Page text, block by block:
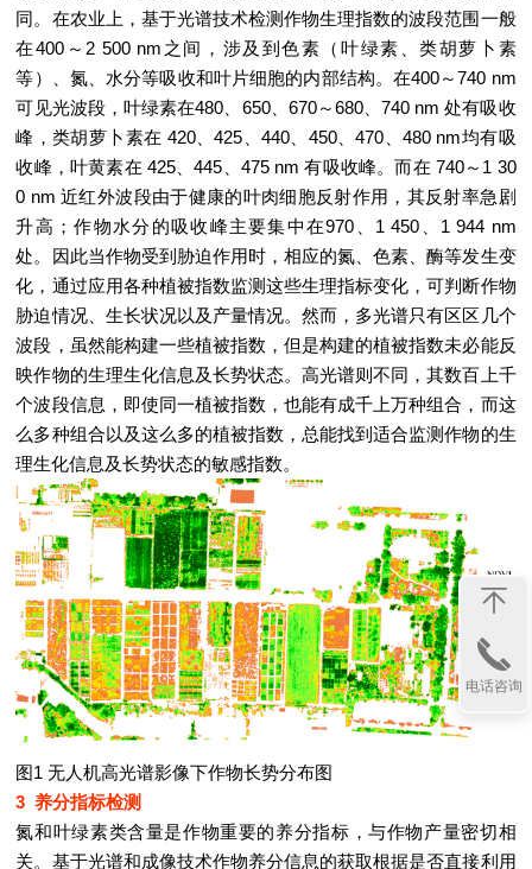
同。在农业上，基于光谱技术检测作物生理指数的波段范围一般
在400～2 500 nm之间，涉及到色素（叶绿素、类胡萝卜素
等）、氮、水分等吸收和叶片细胞的内部结构。在400～740 nm
可见光波段，叶绿素在480、650、670～680、740 nm 处有吸收
峰，类胡萝卜素在 420、425、440、450、470、480 nm均有吸
收峰，叶黄素在 425、445、475 nm 有吸收峰。而在 740～1 30
0 nm 近红外波段由于健康的叶肉细胞反射作用，其反射率急剧
升高；作物水分的吸收峰主要集中在970、1 450、1 944 nm
处。因此当作物受到胁迫作用时，相应的氮、色素、酶等发生变
化，通过应用各种植被指数监测这些生理指标变化，可判断作物
胁迫情况、生长状况以及产量情况。然而，多光谱只有区区几个
波段，虽然能构建一些植被指数，但是构建的植被指数未必能反
映作物的生理生化信息及长势状态。高光谱则不同，其数百上千
个波段信息，即使同一植被指数，也能有成千上万种组合，而这
么多种组合以及这么多的植被指数，总能找到适合监测作物的生
理生化信息及长势状态的敏感指数。
图1 无人机高光谱影像下作物长势分布图
3 养分指标检测
氮和叶绿素类含量是作物重要的养分指标，与作物产量密切相
关。基于光谱和成像技术作物养分信息的获取根据是否直接利用
电话咨询